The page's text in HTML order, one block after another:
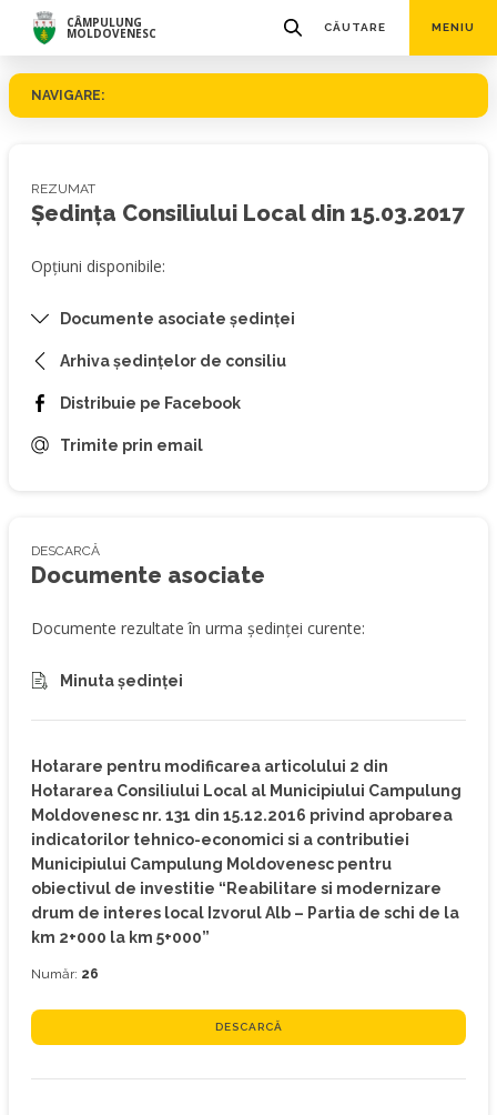
CÂMPULUNG
MOLDOVENESC CĂUTARE MENIU
NAVIGARE:
DESCARCĂ
Documente asociate
Documente rezultate în urma ședinței curente:
Minuta ședinței
Hotarare pentru modificarea articolului 2 din
Hotararea Consiliului Local al Municipiului Campulung
Moldovenesc nr. 131 din 15.12.2016 privind aprobarea
indicatorilor tehnico-economici si a contributiei
Municipiului Campulung Moldovenesc pentru
obiectivul de investitie “Reabilitare si modernizare
drum de interes local Izvorul Alb – Partia de schi de la
km 2+000 la km 5+000”
Număr: 26
DESCARCĂ
REZUMAT
Ședința Consiliului Local din 15.03.2017
Opțiuni disponibile:
Documente asociate ședinței
Arhiva ședințelor de consiliu
Distribuie pe Facebook
Trimite prin email